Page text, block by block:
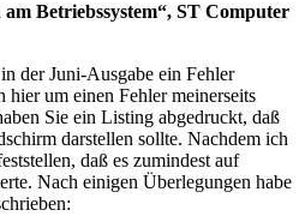
Betriebssystem“, ST Computer
der Juni-Ausgabe ein Fehler
hier um einen Fehler meinerseits
Sie ein Listing abgedruckt, daß
darstellen sollte. Nachdem ich
daß es zumindest auf
Nach einigen Überlegungen habe